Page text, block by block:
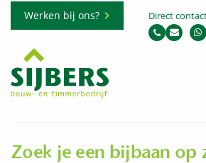
Werken bij ons? Direct
Zoek je een bijbaan op